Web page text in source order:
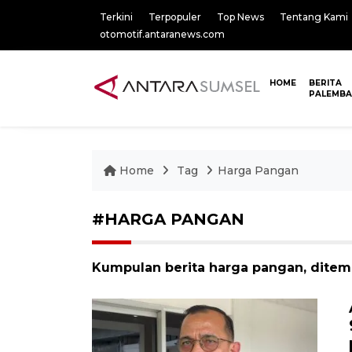
Terkini Terpopuler Top News
Tentang Kami
otomotif.antaranews.com
HOME
BERITA
Home Tag Harga Pangan
#HARGA PANGAN
Kumpulan berita harga pangan,